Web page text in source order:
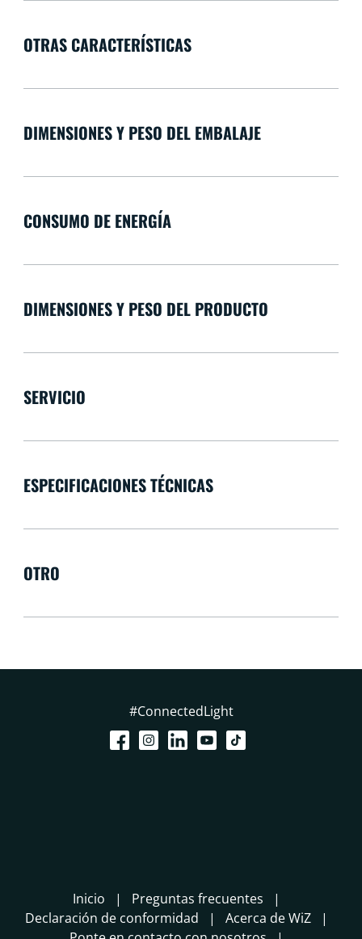
OTRAS CARACTERÍSTICAS
DIMENSIONES Y PESO DEL EMBALAJE
CONSUMO DE ENERGÍA
DIMENSIONES Y PESO DEL PRODUCTO
SERVICIO
ESPECIFICACIONES TÉCNICAS
OTRO
#ConnectedLight
Inicio
Preguntas frecuentes
Declaración de conformidad
Acerca de WiZ